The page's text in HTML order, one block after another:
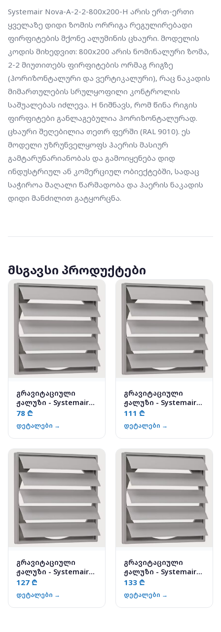
საჭიროა მაღალი წარმადობა და ჰაერის ნაკადის
დიდი მანძილით გატყორცნა.
Systemair Nova-A-2-2-800x200-H არის ერთ-ერთი
ყველაზე დიდი ზომის ორრიგა რეგულირებადი
ფირფიტების მქონე ალუმინის ცხაური. მოდელის
კოდის მიხედვით: 800x200 არის ნომინალური ზომა,
2-2 მიუთითებს ფირფიტების ორმაგ რიგზე
(ჰორიზონტალური და ვერტიკალური), რაც ნაკადის
მიმართულების სრულყოფილი კონტროლის
საშუალებას იძლევა. H ნიშნავს, რომ წინა რიგის
ფირფიტები განლაგებულია ჰორიზონტალურად.
ცხაური შეღებილია თეთრ ფერში (RAL 9010). ეს
მოდელი უზრუნველყოფს ჰაერის მასიურ
გამტარუნარიანობას და გამოიყენება დიდ
ინდუსტრიულ ან კომერციულ ობიექტებში, სადაც
საჭიროა მაღალი წარმადობა და ჰაერის ნაკადის
დიდი მანძილით გატყორცნა.
მსგავსი პროდუქტები
გრავიტაციული
ჟალუზი - Systemair
VK-15
78 ₾
დეტალები →
გრავიტაციული
ჟალუზი - Systemair
VK-30
111 ₾
დეტალები →
გრავიტაციული
ჟალუზი - Systemair
VK-35
127 ₾
დეტალები →
გრავიტაციული
ჟალუზი - Systemair
VK-40
133 ₾
დეტალები →